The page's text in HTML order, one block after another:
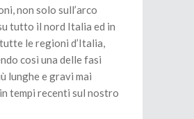
non solo sull’arco
tutto il nord Italia ed in
le regioni d’Italia,
così una delle fasi
lunghe e gravi mai
tempi recenti sul nostro